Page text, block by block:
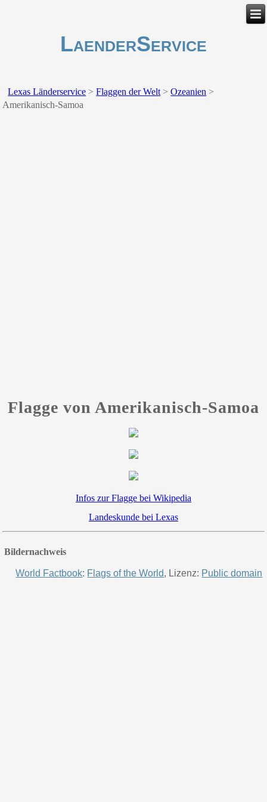
LaenderService
Lexas Länderservice >Flaggen der Welt>Ozeanien >
Amerikanisch-Samoa
Flagge von Amerikanisch-Samoa
Infos zur Flagge bei Wikipedia
Landeskunde bei Lexas
Bildernachweis
World Factbook: Flags of the World, Lizenz: Public domain